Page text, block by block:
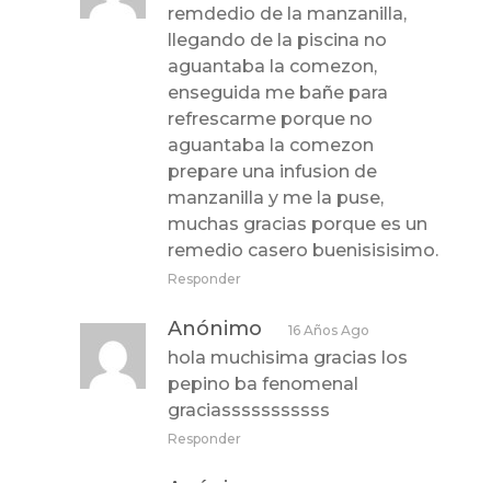
remdedio de la manzanilla,
llegando de la piscina no
aguantaba la comezon,
enseguida me bañe para
refrescarme porque no
aguantaba la comezon
prepare una infusion de
manzanilla y me la puse,
muchas gracias porque es un
remedio casero buenisisisimo.
Responder
Anónimo 16 Años Ago
hola muchisima gracias los
pepino ba fenomenal
graciasssssssssss
Responder